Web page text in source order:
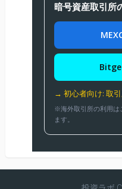
暗号資産取引所
→ 初心者向け: 取
※海外取引所の利用は
ます。